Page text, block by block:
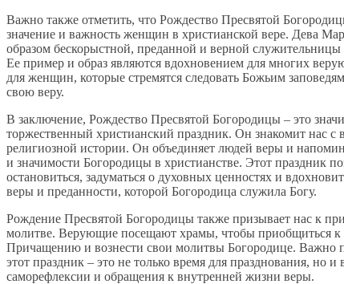
Важно также отметить, что Рождество Пресвятой
значение и важность женщин в христианской вере. Дева
образом бескорыстной, преданной и верной
Ее пример и образ являются вдохновением для многих
для женщин, которые стремятся следовать Божьим
свою веру.
В заключение, Рождество Пресвятой Богородицы – это
торжественный христианский праздник. Он знакомит нас с
религиозной истории. Он объединяет людей веры и
и значимости Богородицы в христианстве. Этот праздник
остановиться, задуматься о духовных ценностях и
веры и преданности, которой Богородица служила Богу.
Рождение Пресвятой Богородицы также призывает нас к
молитве. Верующие посещают храмы, чтобы приобщиться к
Причащению и вознести свои молитвы Богородице. Важно
этот праздник – это не только время для празднования, но и
саморефлексии и обращения к внутренней жизни веры.